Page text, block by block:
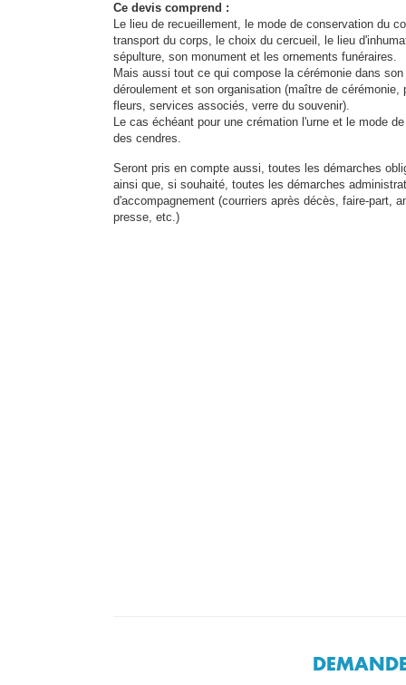
Ce devis comprend :
Le lieu de recueillement, le mode de conservation du
transport du corps, le choix du cercueil, le lieu
sépulture, son monument et les ornements funéraires.
Mais aussi tout ce qui compose la cérémonie dans son
déroulement et son organisation (maître de cérémonie,
fleurs, services associés, verre du souvenir).
Le cas échéant pour une crémation l'urne et le mode
des cendres.
Seront pris en compte aussi, toutes les démarches
ainsi que, si souhaité, toutes les démarches
d'accompagnement (courriers après décès, faire-part,
presse, etc.)